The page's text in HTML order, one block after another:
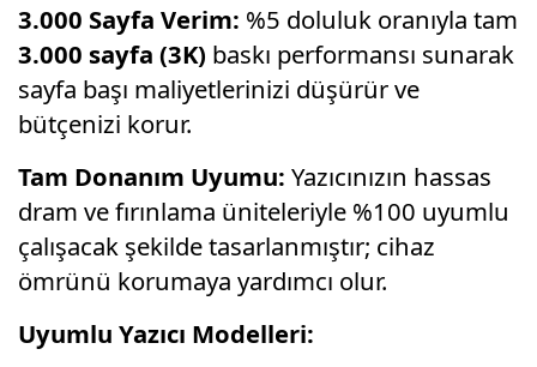
3.000 Sayfa Verim: %5 doluluk oranıyla tam
3.000 sayfa (3K) baskı performansı sunarak
sayfa başı maliyetlerinizi düşürür ve
bütçenizi korur.
Tam Donanım Uyumu: Yazıcınızın hassas
dram ve fırınlama üniteleriyle %100 uyumlu
çalışacak şekilde tasarlanmıştır; cihaz
ömrünü korumaya yardımcı olur.
Uyumlu Yazıcı Modelleri: